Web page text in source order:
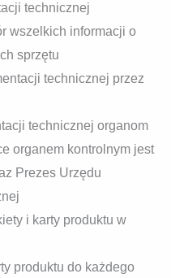
technicznej
wszelkich informacji o
sprzętu
technicznej przez
technicznej organom
organem kontrolnym jest
Prezes Urzędu
i karty produktu w
produktu do każdego